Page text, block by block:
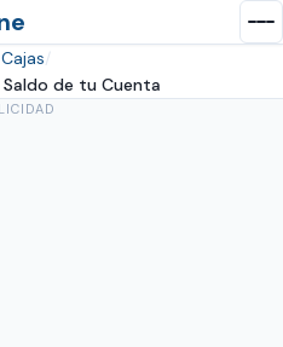
de tu Cuenta